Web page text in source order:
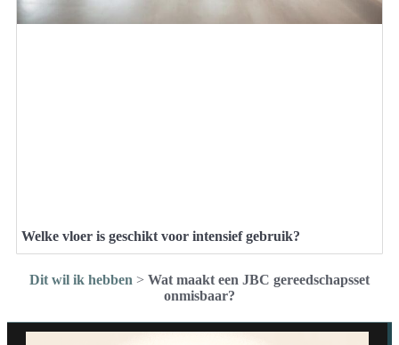
Welke vloer is geschikt voor intensief gebruik?
Dit wil ik hebben > Wat maakt een JBC gereedschapsset
onmisbaar?